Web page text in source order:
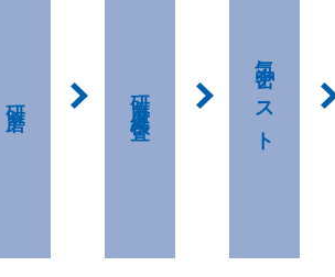
研磨度検査 気密テスト